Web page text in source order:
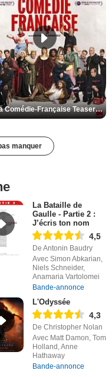
De la Comédie-Française Teaser VF
manquer
La Bataille de
Gaulle - Partie 2 :
J’écris ton nom
4,5
De Antonin Baudry
Avec Simon Abkarian,
Niels Schneider,
Anamaria Vartolomei
Bande-annonce
L'Odyssée
4,3
De Christopher Nolan
Avec Matt Damon, Tom
Holland, Anne
Hathaway
Bande-annonce